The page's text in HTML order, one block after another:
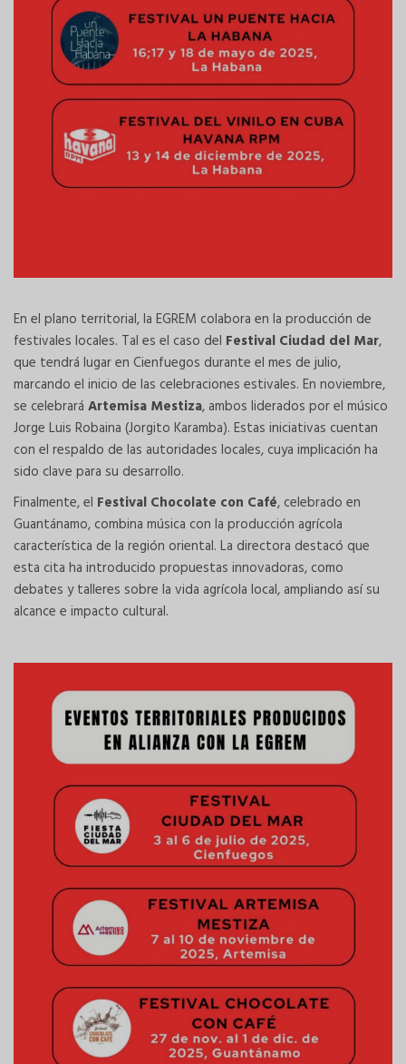
En el plano territorial, la EGREM colabora en la producción de
festivales locales. Tal es el caso del Festival Ciudad del Mar,
que tendrá lugar en Cienfuegos durante el mes de julio,
marcando el inicio de las celebraciones estivales. En noviembre,
se celebrará Artemisa Mestiza, ambos liderados por el músico
Jorge Luis Robaina (Jorgito Karamba). Estas iniciativas cuentan
con el respaldo de las autoridades locales, cuya implicación ha
sido clave para su desarrollo.
Finalmente, el Festival Chocolate con Café, celebrado en
Guantánamo, combina música con la producción agrícola
característica de la región oriental. La directora destacó que
esta cita ha introducido propuestas innovadoras, como
debates y talleres sobre la vida agrícola local, ampliando así su
alcance e impacto cultural.